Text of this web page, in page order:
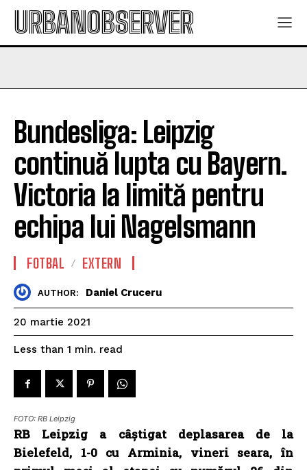
URBANOBSERVER
Bundesliga: Leipzig
continuă lupta cu Bayern.
Victoria la limită pentru
echipa lui Nagelsmann
FOTBAL EXTERN
AUTHOR: Daniel Cruceru
20 martie 2021
Less than 1 min. read
FOTO: RB Leipzig
RB Leipzig a câştigat deplasarea de la
Bielefeld, 1-0 cu Arminia, vineri seara, în